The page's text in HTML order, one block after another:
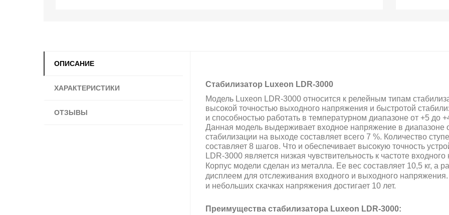
ОПИСАНИЕ
ХАРАКТЕРИСТИКИ
ОТЗЫВЫ
Стабилизатор Luxeon LDR-3000
Модель Luxeon LDR-3000 относится к релейным типам
высокой точностью выходного напряжения и быстротой
и способностью работать в температурном диапазоне от +5 до
Данная модель выдерживает входное напряжение в диапазоне
стабилизации на выходе составляет всего 7 %. Количество
составляет 8 шагов. Что и обеспечивает высокую точность
LDR-3000 является низкая чувствительность к частоте
Корпус модели сделан из металла. Ее вес составляет 10,5 кг,
дисплеем для отслеживания входного и выходного
и небольших скачках напряжения достигает 10 лет.
Преимущества стабилизатора Luxeon LDR-3000: